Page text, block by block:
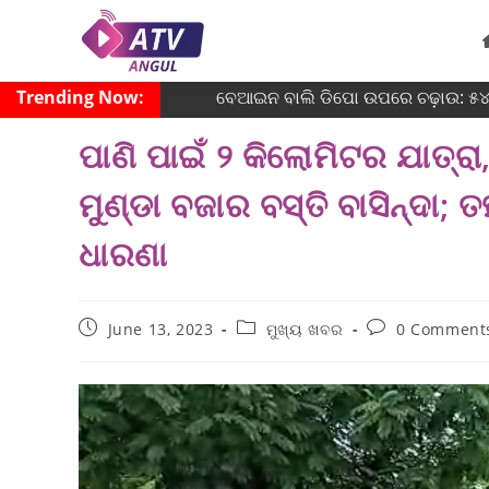
Trending Now: ବେଆଇନ ବାଲି ଡିପୋ ଉପରେ ଚଢ଼ାଉ: ୫୪
ପାଣି ପାଇଁ ୨ କିଲୋମିଟର
ମୁଣ୍ଡା ବଜାର ବସ୍ତି
ଧାରଣା
June 13, 2023 ମୁଖ୍ୟ ଖବର 0